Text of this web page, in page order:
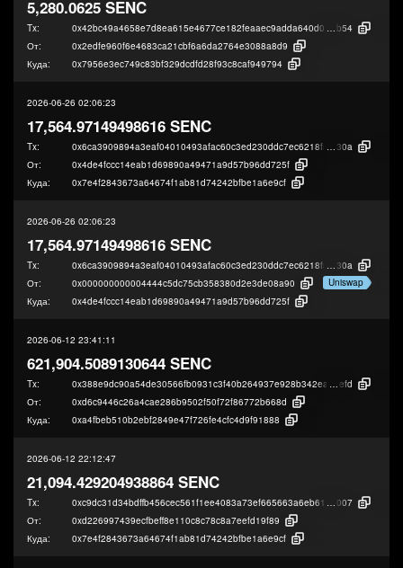
5,280.0625 SENC
Tx: 0x42bc49a4658e7d8ea615e4677ce182feaaec9adda640d0ec915b339caf657
b54
От:
0x2edfe960f6e4683ca21cbf6a6da2764e3088a8d9
Куда:
0x7956e3ec749c83bf329dcdfd28f93c8caf949794
2026-06-26 02:06:23
17,564.97149498616 SENC
Tx: 0x6ca3909894a3eaf04010493afac60c3ed230ddc7ec6218f5db9effc2700ce
30a
От:
0x4de4fccc14eab1d69890a49471a9d57b96dd725f
Куда:
0x7e4f2843673a64674f1ab81d74242bfbe1a6e9cf
2026-06-26 02:06:23
17,564.97149498616 SENC
Tx: 0x6ca3909894a3eaf04010493afac60c3ed230ddc7ec6218f5db9effc2700ce
30a
От:
0x000000000004444c5dc75cb358380d2e3de08a90
Uniswap
Куда:
0x4de4fccc14eab1d69890a49471a9d57b96dd725f
2026-06-12 23:41:11
621,904.5089130644 SENC
Tx: 0x388e9dc90a54de30566fb0931c3f40b264937e928b342ea2b2d423ed5de19
efd
От:
0xd6c9446c26a4cae286b9502f50f72f86772b668d
Куда:
0xa4fbeb510b2ebf2849e47f726fe4cfc4d9f91888
2026-06-12 22:12:47
21,094.429204938864 SENC
Tx: 0xc9dc31d34bdffb456cec561f1ee4083a73ef665663a6eb61f44f8e398a0fa
007
От:
0xd226997439ecfbeff8e110c8c78c8a7eefd19f89
Куда:
0x7e4f2843673a64674f1ab81d74242bfbe1a6e9cf